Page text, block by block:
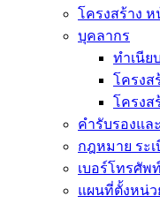
โครงสร้าง
บุคลากร
ทำเนีย
โครง
โครงส
คำรับรองแล
กฎหมาย ระ
เบอร์โทรศัพ
แผนที่ตั้งหน่ว